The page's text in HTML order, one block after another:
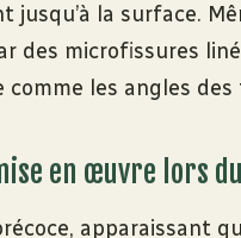
jusqu’à la surface.
des microfissures
comme les angles
en œuvre lors
apparaissant